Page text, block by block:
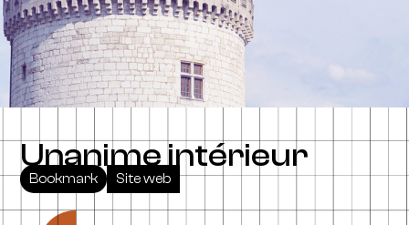
Unanime intérieur
Bookmark Site web